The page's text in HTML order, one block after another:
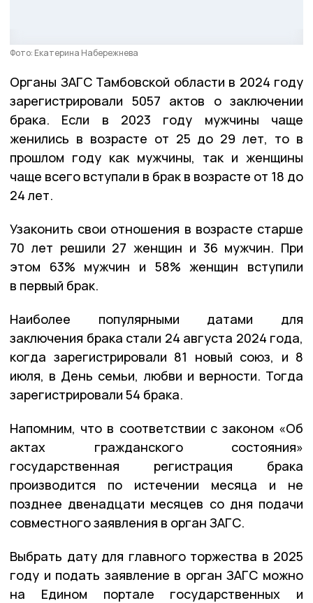
Фото: Екатерина Набережнева
Органы ЗАГС Тамбовской области в 2024 году
зарегистрировали 5057 актов о заключении
брака. Если в 2023 году мужчины чаще
женились в возрасте от 25 до 29 лет, то в
прошлом году как мужчины, так и женщины
чаще всего вступали в брак в возрасте от 18 до
24 лет.
Узаконить свои отношения в возрасте старше
70 лет решили 27 женщин и 36 мужчин. При
этом 63% мужчин и 58% женщин вступили
в первый брак.
Наиболее популярными датами для
заключения брака стали 24 августа 2024 года,
когда зарегистрировали 81 новый союз, и 8
июля, в День семьи, любви и верности. Тогда
зарегистрировали 54 брака.
Напомним, что в соответствии с законом «Об
актах гражданского состояния»
государственная регистрация брака
производится по истечении месяца и не
позднее двенадцати месяцев со дня подачи
совместного заявления в орган ЗАГС.
Выбрать дату для главного торжества в 2025
году и подать заявление в орган ЗАГС можно
на Едином портале государственных и